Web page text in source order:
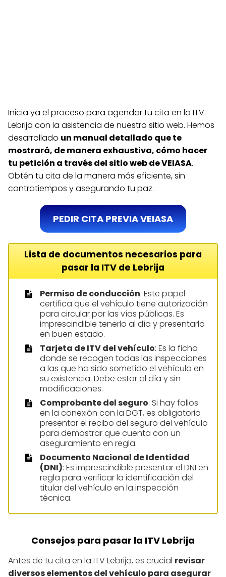
Inicia ya el proceso para agendar tu cita en la ITV
Lebrija con la asistencia de nuestro sitio web. Hemos
desarrollado un manual detallado que te
mostrará, de manera exhaustiva, cómo hacer
tu petición a través del sitio web de VEIASA.
Obtén tu cita de la manera más eficiente, sin
contratiempos y asegurando tu paz.
PEDIR CITA PREVIA VEIASA
Lista de documentos necesarios para
pasar la ITV de Lebrija
Permiso de conducción: Este papel
certifica que el vehículo tiene autorización
para circular por las vías públicas. Es
imprescindible tenerlo al día y presentarlo
en buen estado.
Tarjeta de ITV del vehículo: Es la ficha
donde se recogen todas las inspecciones
a las que ha sido sometido el vehículo en
su existencia. Debe estar al día y sin
modificaciones.
Comprobante del seguro: Si hay fallos
en la conexión con la DGT, es obligatorio
presentar el recibo del seguro del vehículo
para demostrar que cuenta con un
aseguramiento en regla.
Documento Nacional de Identidad
(DNI): Es imprescindible presentar el DNI en
regla para verificar la identificación del
titular del vehículo en la inspección
técnica.
Consejos para pasar la ITV Lebrija
Antes de tu cita en la ITV Lebrija, es crucial revisar
diversos elementos del vehículo para asegurar